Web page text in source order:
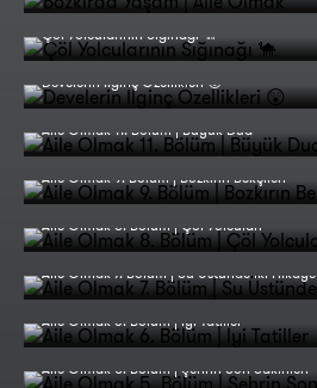
Çöl Yolcularının Sığınağı 🐪
Develerin İlginç Özellikleri 😲
Aile Olmak 11. Bölüm | Büyük Dua
Aile Olmak 9. Bölüm | Bozkırın Bekçileri
Aile Olmak 8. Bölüm | Çöl Yolcuları
Aile Olmak 7. Bölüm | Su Üstünde İki Hikaye
Aile Olmak 6. Bölüm | İyi Tatiller
Aile Olmak 5. Bölüm | Şehrin Son Sakinleri